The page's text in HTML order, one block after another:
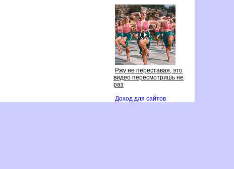
Ржу не переставая, это
идео пересмотришь не
раз
Доход для сайто